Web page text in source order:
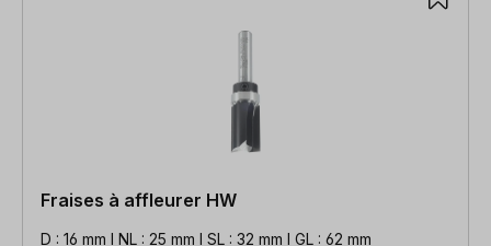
Fraises à affleurer HW
D : 16 mm l NL : 25 mm l SL : 32 mm l GL : 62 mm